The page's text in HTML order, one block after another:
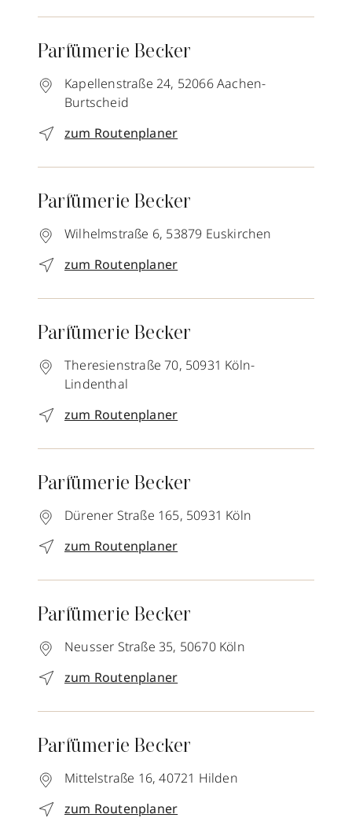
Parfümerie Becker
Kapellenstraße 24, 52066Aachen-
Burtscheid
zum Routenplaner
Parfümerie Becker
Wilhelmstraße 6, 53879 Euskirchen
zum Routenplaner
Parfümerie Becker
Theresienstraße 70, 50931 Köln-
Lindenthal
zum Routenplaner
Parfümerie Becker
Dürener Straße 165, 50931 Köln
zum Routenplaner
Parfümerie Becker
Neusser Straße 35, 50670 Köln
zum Routenplaner
Parfümerie Becker
Mittelstraße 16, 40721 Hilden
zum Routenplaner